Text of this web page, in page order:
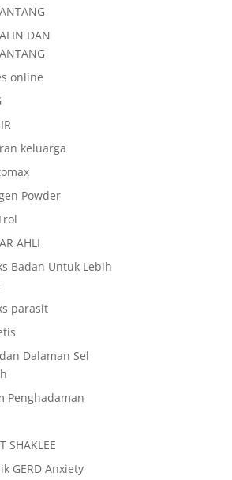
DAN
online
keluarga
Powder
AHLI
Badan Untuk Lebih
parasit
Dalaman Sel
Penghadaman
SHAKLEE
GERD Anxiety